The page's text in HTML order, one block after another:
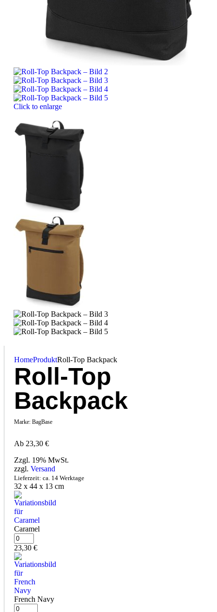
Click to enlarge
HomeProduktRoll-Top Backpack
Roll-Top
Backpack
Marke: BagBase
Ab 23,30 €
Zzgl. 19% MwSt.
zzgl. Versand
Lieferzeit: ca. 14 Werktage
32 x 44 x 13 cm
Caramel
23,30 €
French Navy